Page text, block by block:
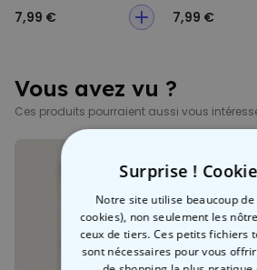
7,99 € 7,99 €
Vous avez vu ?
Ces produits pourraient aussi vous
Surprise !
Notre site utilise beaucoup de
cookies), non seulement les
ceux de tiers. Ces petits fichiers
sont nécessaires pour vous